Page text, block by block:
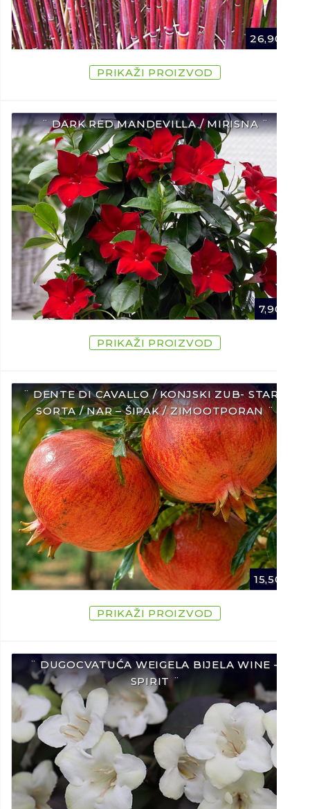
26,90
PRIKAŽI PROIZVOD
¨ DARK RED MANDEVILLA / MIRISNA ¨
7,90
PRIKAŽI PROIZVOD
¨ DENTE DI CAVALLO / KONJSKI ZUB- STARA
SORTA / NAR – ŠIPAK / ZIMOOTPORAN ¨
15,50
PRIKAŽI PROIZVOD
¨ DUGOCVATUĆA WEIGELA BIJELA WINE –
SPIRIT ¨